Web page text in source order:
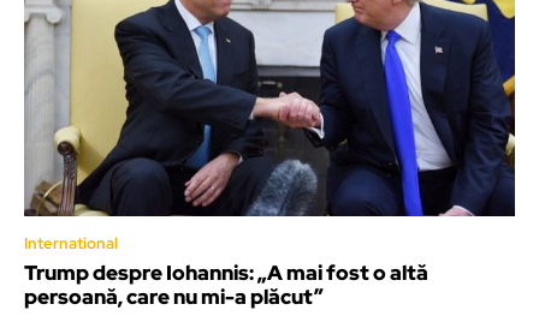
International
Trump despre Iohannis: „A mai fost o altă
persoană, care nu mi-a plăcut”